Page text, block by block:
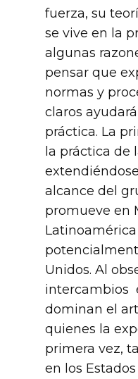
fuerza, su
se vive en la
algunas
pensar que
normas y
claros
práctica. La
la práctica de
alcance del
promueve en
Unidos. Al
intercambios
dominan el
quienes la
primera vez,
en los